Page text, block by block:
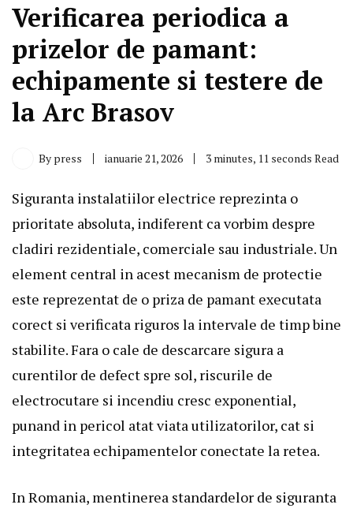
Verificarea periodica a
prizelor de pamant:
echipamente si testere de
la Arc Brasov
By press ianuarie 21, 2026 3 minutes, 11 seconds Read
Siguranta instalatiilor electrice reprezinta o
prioritate absoluta, indiferent ca vorbim despre
cladiri rezidentiale, comerciale sau industriale. Un
element central in acest mecanism de protectie
este reprezentat de o priza de pamant executata
corect si verificata riguros la intervale de timp bine
stabilite. Fara o cale de descarcare sigura a
curentilor de defect spre sol, riscurile de
electrocutare si incendiu cresc exponential,
punand in pericol atat viata utilizatorilor, cat si
integritatea echipamentelor conectate la retea.
In Romania, mentinerea standardelor de siguranta